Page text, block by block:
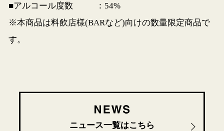
■アルコール度数
：54%
※本商品は料飲店様(BARなど)向けの数量限定商品で
す。
ニュース一覧はこちら